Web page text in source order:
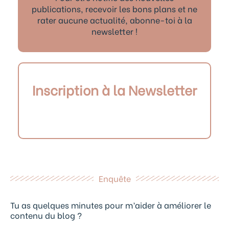
publications, recevoir les bons plans et ne
rater aucune actualité, abonne-toi à la
newsletter !
Inscription à la Newsletter
Enquête
Tu as quelques minutes pour m’aider à améliorer le
contenu du blog ?